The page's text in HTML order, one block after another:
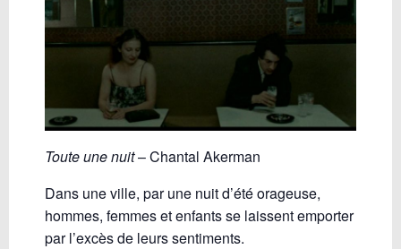
Toute une nuit– Chantal Akerman
Dans une ville, par une nuit d’été orageuse,
hommes, femmes et enfants se laissent emporter
par l’excès de leurs sentiments.